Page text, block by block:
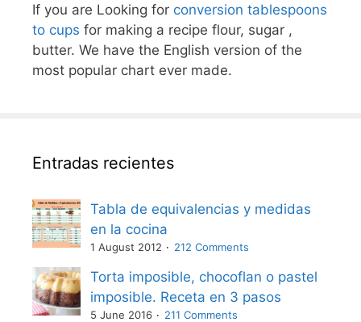
If you are Looking for conversion tablespoons
to cups for making a recipe flour, sugar ,
butter. We have the English version of the
most popular chart ever made.
Entradas recientes
Tabla de equivalencias y medidas
en la cocina
1 August 2012 212 Comments
Torta imposible, chocoflan o pastel
imposible. Receta en 3 pasos
5 June 2016 211 Comments